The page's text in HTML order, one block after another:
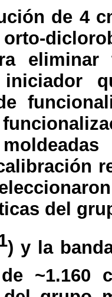
de 4
del
) y la
~1.160